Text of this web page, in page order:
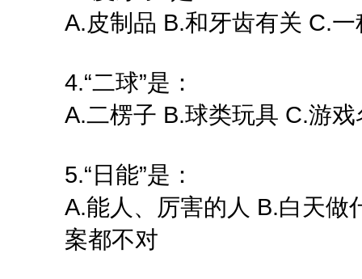
A.皮制品 B.和牙齿有关 C.
4.“二球”是：
A.二楞子 B.球类玩具 C.游
5.“日能”是：
A.能人、厉害的人 B.白天做
案都不对